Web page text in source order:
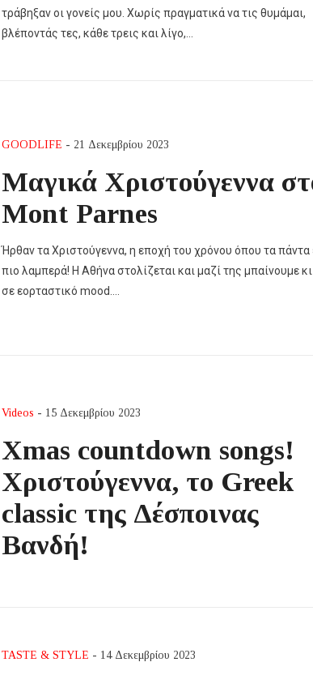
τράβηξαν οι γονείς μου. Χωρίς πραγματικά να τις θυμάμαι,
βλέποντάς τες, κάθε τρεις και λίγο,…
GOODLIFE - 21 Δεκεμβρίου 2023
Μαγικά Χριστούγεννα
Mont Parnes
Ήρθαν τα Χριστούγεννα, η εποχή του χρόνου όπου τα πάντα
πιο λαμπερά! Η Αθήνα στολίζεται και μαζί της μπαίνουμε κι
σε εορταστικό mood….
Videos - 15 Δεκεμβρίου 2023
Xmas countdown songs!
Χριστούγεννα, το Greek
classic της Δέσποινας
Βανδή!
TASTE & STYLE - 14 Δεκεμβρίου 2023